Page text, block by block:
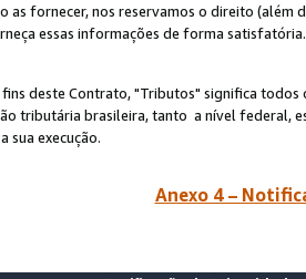
as fornecer, nos reservamos o direito (além
essas informações de forma
fins deste Contrato, "Tributos" significa
tributária brasileira, tanto a nível federal,
sua execução.
Anexo 4 –